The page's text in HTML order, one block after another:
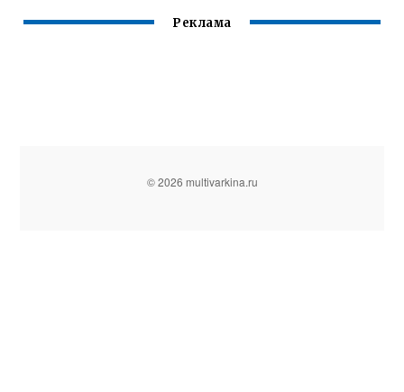
Реклама
© 2026 multivarkina.ru